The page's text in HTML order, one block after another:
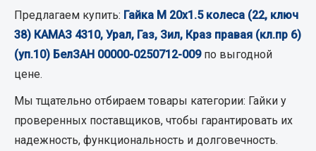
Camozzi
Адаптеры и переходники
Угольники
Фитинги
Штуцеры
Предлагаем купить: Гайка М 20х1.5 колеса (22, ключ
38) КАМАЗ 4310, Урал, Газ, Зил, Краз правая (кл.пр 6)
(уп.10) БелЗАН 00000-0250712-009по выгодной
цене.
Мы тщательно отбираем товары категории: Гайки у
проверенных поставщиков, чтобы гарантировать их
надежность, функциональность и долговечность.